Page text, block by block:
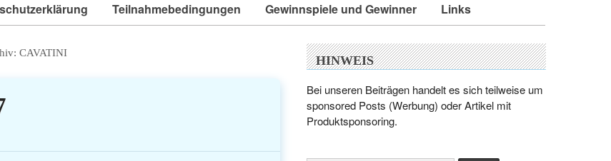
Teilnahmebedingungen Gewinnspiele und Gewinner Links
CAVATINI
HINWEIS
Bei unseren Beiträgen handelt es sich teilweise um
sponsored Posts (Werbung) oder Artikel mit
Produktsponsoring.